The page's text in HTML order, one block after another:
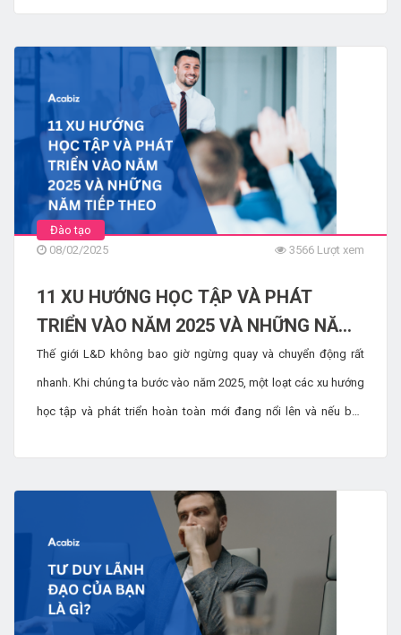
L&D quan trọng đối với việc đào tạo nhân viên, giúp bạn hiểu rõ
hơn và tập trung vào những gì thực sự thúc đẩy thành công.
Đào tạo
08/02/2025
3566 Lượt xem
11 XU HƯỚNG HỌC TẬP VÀ PHÁT
TRIỂN VÀO NĂM 2025 VÀ NHỮNG NĂM
TIẾP THEO
Thế giới L&D không bao giờ ngừng quay và chuyển động rất
nhanh. Khi chúng ta bước vào năm 2025, một loạt các xu hướng
học tập và phát triển hoàn toàn mới đang nổi lên và nếu bạn
hãy cùng tìm hiểu về việc học tập được cá nhân hóa, sự tiếp xúc
của con người và sự trỗi dậy của AI trong học tập và phát triển.